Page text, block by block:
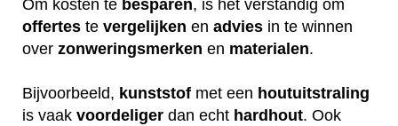
Om kosten te besparen, is het verstandig om
offertes te vergelijken en advies in te winnen
over zonweringsmerken en materialen.
Bijvoorbeeld, kunststof met een houtuitstraling
is vaak voordeliger dan echt hardhout. Ook